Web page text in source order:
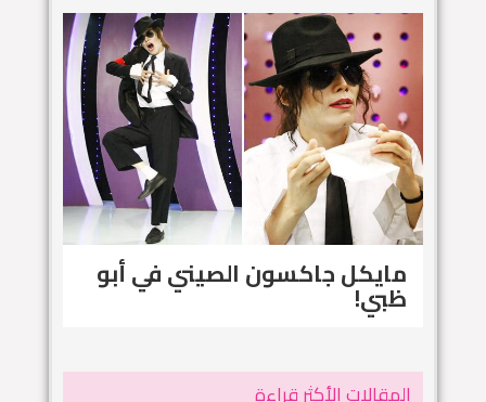
مايكل جاكسون الصيني في أبو
ظبي!
المقالات الأكثر قراءة